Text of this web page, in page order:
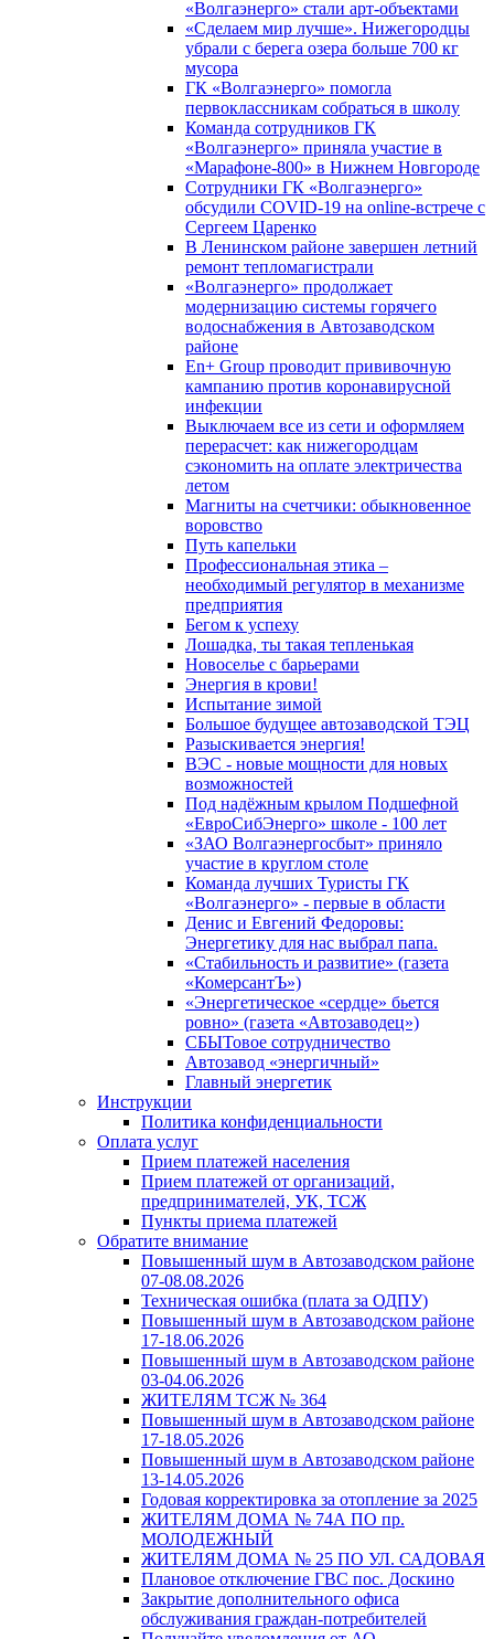
«Волгаэнерго» стали арт-объектами
«Сделаем мир лучше». Нижегородцы
убрали с берега озера больше 700 кг
мусора
ГК «Волгаэнерго» помогла
первоклассникам собраться в школу
Команда сотрудников ГК
«Волгаэнерго» приняла участие в
«Марафоне-800» в Нижнем Новгороде
Сотрудники ГК «Волгаэнерго»
обсудили COVID-19 на online-встрече с
Сергеем Царенко
В Ленинском районе завершен летний
ремонт тепломагистрали
«Волгаэнерго» продолжает
модернизацию системы горячего
водоснабжения в Автозаводском
районе
En+ Group проводит прививочную
кампанию против коронавирусной
инфекции
Выключаем все из сети и оформляем
перерасчет: как нижегородцам
сэкономить на оплате электричества
летом
Магниты на счетчики: обыкновенное
воровство
Путь капельки
Профессиональная этика –
необходимый регулятор в механизме
предприятия
Бегом к успеху
Лошадка, ты такая тепленькая
Новоселье с барьерами
Энергия в крови!
Испытание зимой
Большое будущее автозаводской ТЭЦ
Разыскивается энергия!
ВЭС - новые мощности для новых
возможностей
Под надёжным крылом Подшефной
«ЕвроСибЭнерго» школе - 100 лет
«ЗАО Волгаэнергосбыт» приняло
участие в круглом столе
Команда лучших Туристы ГК
«Волгаэнерго» - первые в области
Денис и Евгений Федоровы:
Энергетику для нас выбрал папа.
«Стабильность и развитие» (газета
«КомерсантЪ»)
«Энергетическое «сердце» бьется
ровно» (газета «Автозаводец»)
СБЫТовое сотрудничество
Автозавод «энергичный»
Главный энергетик
Инструкции
Политика конфиденциальности
Оплата услуг
Прием платежей населения
Прием платежей от организаций,
предпринимателей, УК, ТСЖ
Пункты приема платежей
Обратите внимание
Повышенный шум в Автозаводском районе
07-08.08.2026
Техническая ошибка (плата за ОДПУ)
Повышенный шум в Автозаводском районе
17-18.06.2026
Повышенный шум в Автозаводском районе
03-04.06.2026
ЖИТЕЛЯМ ТСЖ № 364
Повышенный шум в Автозаводском районе
17-18.05.2026
Повышенный шум в Автозаводском районе
13-14.05.2026
Годовая корректировка за отопление за 2025
ЖИТЕЛЯМ ДОМА № 74А ПО пр.
МОЛОДЕЖНЫЙ
ЖИТЕЛЯМ ДОМА № 25 ПО УЛ. САДОВАЯ
Плановое отключение ГВС пос. Доскино
Закрытие дополнительного офиса
обслуживания граждан-потребителей